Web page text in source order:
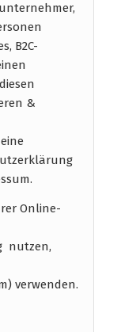
B2C-
&
Online-
nutzen,
verwenden.